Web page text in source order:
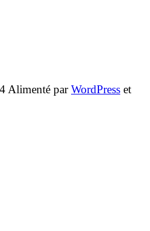
Alimenté parWordPress et